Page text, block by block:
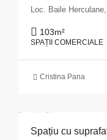
Loc. Baile
103m²
SPAȚII COMERCIALE
Cristina Pana